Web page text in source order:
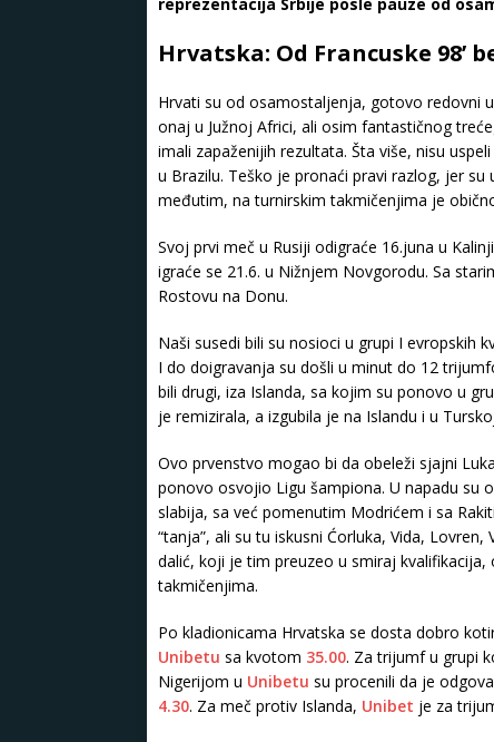
reprezentacija Srbije posle pauze od
Hrvatska: Od Francuske 98’
Hrvati su od osamostaljenja, gotovo redovni
onaj u Južnoj Africi, ali osim fantastičnog
imali zapaženijih rezultata. Šta više, nisu
u Brazilu. Teško je pronaći pravi razlog, jer
međutim, na turnirskim takmičenjima je
Svoj prvi meč u Rusiji odigraće 16.juna u
igraće se 21.6. u Nižnjem Novgorodu. Sa
Rostovu na Donu.
Naši susedi bili su nosioci u grupi I evropskih
I do doigravanja su došli u minut do 12
bili drugi, iza Islanda, sa kojim su ponovo u
je remizirala, a izgubila je na Islandu i u
Ovo prvenstvo mogao bi da obeleži sjajni
ponovo osvojio Ligu šampiona. U napadu su
slabija, sa već pomenutim Modrićem i sa
“tanja”, ali su tu iskusni Ćorluka, Vida,
dalić, koji je tim preuzeo u smiraj
takmičenjima.
Po kladionicama Hrvatska se dosta dobro
Unibetu sa kvotom 35.00. Za trijumf u grupi
Nigerijom u Unibetu su procenili da je
4.30. Za meč protiv Islanda, Unibet je za